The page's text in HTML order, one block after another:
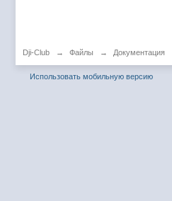
Dji-Club → Файлы → Документация
Использовать мобильную версию